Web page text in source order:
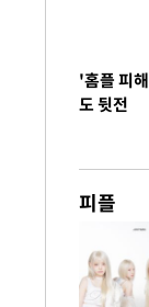
'홈플 피
도 뒷전
피플